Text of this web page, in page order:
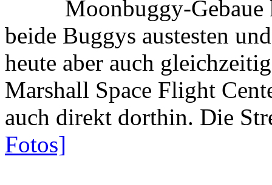
Moonbuggy-
beide Buggys austesten
heute aber auch
Marshall Space Flight
auch direkt dorthin. Die
Fotos]